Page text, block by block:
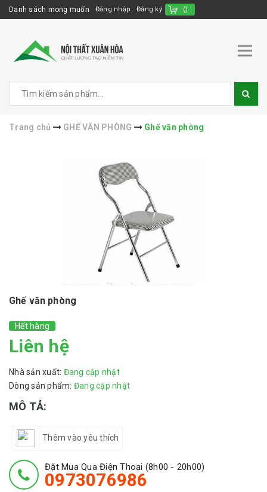
Danh sách mong muốn Đăng nhập Đăng ký ()
Trang chủ GHẾ VĂN PHÒNG Ghế văn phòng
Ghế văn phòng
Hết hàng
Liên hệ
Nhà sản xuất: Đang cập nhật
Dòng sản phẩm: Đang cập nhật
MÔ TẢ:
Thêm vào yêu thích
Đặt Mua Qua Điện Thoại (8h00 - 20h00)
0973076986